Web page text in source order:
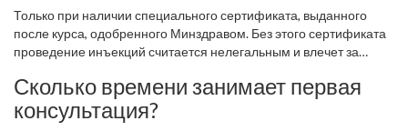
Только при наличии специального сертификата, выданного
после курса, одобренного Минздравом. Без этого сертификата
проведение инъекций считается нелегальным и влечет за
Сколько времени занимает первая
консультация?